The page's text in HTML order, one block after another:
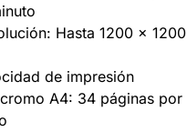
Hasta 1200 x 1200
de impresión
A4: 34 páginas por